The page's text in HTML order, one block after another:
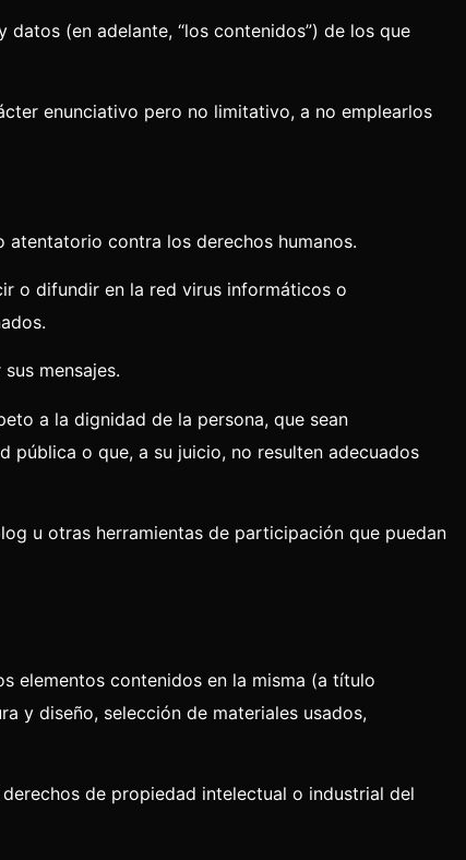
(en adelante, “los contenidos”) de los que
enunciativo pero no limitativo, a no emplearlos
contra los derechos humanos.
o difundir en la red virus informáticos o
mensajes.
a la dignidad de la persona, que sean
o que, a su juicio, no resulten adecuados
u otras herramientas de participación que puedan
elementos contenidos en la misma (a título
y diseño, selección de materiales usados,
de propiedad intelectual o industrial del